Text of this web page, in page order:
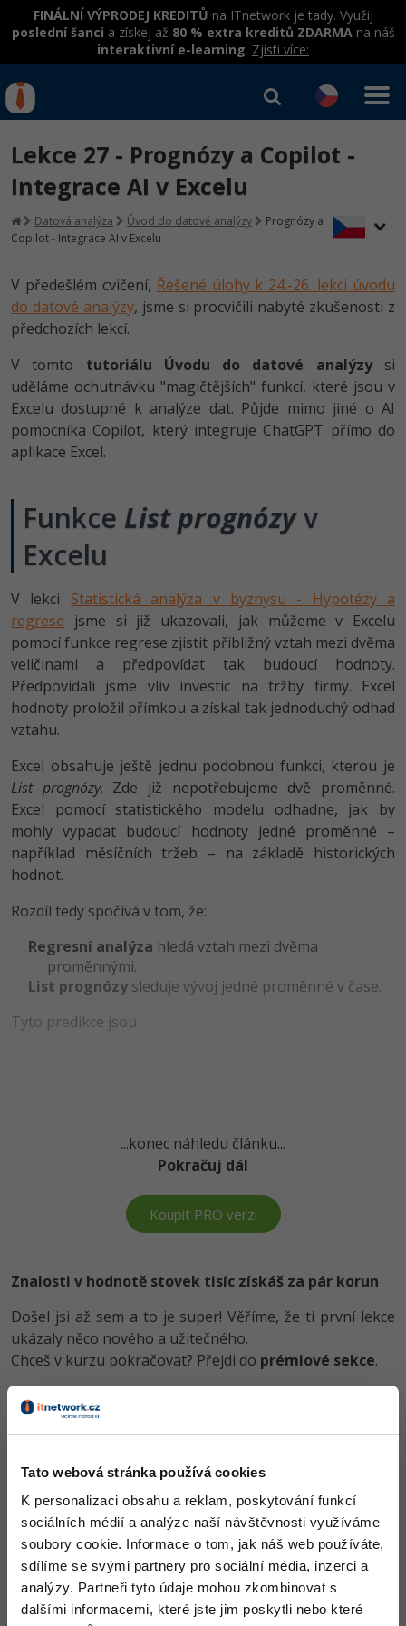
Tato webová stránka používá cookies
K personalizaci obsahu a reklam, poskytování funkcí
sociálních médií a analýze naší návštěvnosti využíváme
soubory cookie. Informace o tom, jak náš web používáte,
sdílíme se svými partnery pro sociální média, inzerci a
analýzy. Partneři tyto údaje mohou zkombinovat s
dalšími informacemi, které jste jim poskytli nebo které
FINÁLNÍ VÝPRODEJ KREDITŮ na ITnetwork je tady. Využij
poslední šanci a získej až 80 % extra kreditů ZDARMAna náš
interaktivní e-learning. Zjisti více:
Rekvalifikace a kurzy
hrazené úřadem práce
Workshopy zdarma
Datová analýza v praxi
Školení
Základy programování
Objektové programování - OOP
Umělá inteligence
HTML5, CSS3, Bootstrap, SEO
Testování a verzování
UML a návrhové vzory
React
Spring
ASP.NET MVC
Best practices
Školení dle technologií
C# .NET
PHP
Python
HTML / CSS
UML a návrhové vzory
MySQL/MariaDB
MS-SQL
Kurzy IT profesí
Junior programátor
Programátor WWW aplikací
Senior programátor
Front-end developer
Vývojář mobilních aplikací
Specialista na AI a bigdata
C# Game developer
Webdesigner
Tester
Systémový administrátor
Grafik / UX/UI návrhář
3D grafik
Projektový manažer
Databázový analytik
Copywriter
Jak začít?
Java -80%
C#.NET -80%
Python -80%
C++
Swift
Kotlin -80%
C
VB.NET
SQL
Návrh SW -80%
Algoritmy -41%
Více
Fórum
Kurzy e-commerce
Datová analýza
Digitální gramotnost
WordPress
SEO
UX
Business
Kryptoměny -25%
-30%
MS Office -80%
Google Dokumenty
Time management
Linux
Sítě
Kybernetická bezpečnost
Kurzy designu
HTML/CSS
Photoshop -80%
Adobe Illustrator -80%
Adobe Lightroom -30%
Adobe XD -15%
Adobe InDesign
Blender
Inkscape
Fotografování -80%
Příběhy absolventů
Kariéra
Pro firmy
Přihlásit se | Registrovat
Lekce 27 - Prognózy a Copilot -
Integrace AI v Excelu
Datová analýza Úvod do datové analýzy
Prognózy a
Copilot - Integrace AI v Excelu
V předešlém cvičení, Řešené úlohy k 24.-26. lekci úvodu
do datové analýzy, jsme si procvičili nabyté zkušenosti z
předchozích lekcí.
V tomto tutoriálu Úvodu do datové analýzysi
uděláme ochutnávku "magičtějších" funkcí, které jsou v
Excelu dostupné k analýze dat. Půjde mimo jiné o AI
pomocníka Copilot, který integruje ChatGPT přímo do
aplikace Excel.
Funkce List prognózyv
Excelu
V lekci Statistická analýza v byznysu - Hypotézy a
regrese jsme si již ukazovali, jak můžeme v Excelu
pomocí funkce regrese zjistit přibližný vztah mezi dvěma
veličinami a předpovídat tak budoucí hodnoty.
Předpovídali jsme vliv investic na tržby firmy. Excel
hodnoty proložil přímkou a získal tak jednoduchý odhad
vztahu.
Excel obsahuje ještě jednu podobnou funkci, kterou je
List prognózy. Zde již nepotřebujeme dvě proměnné.
Excel pomocí statistického modelu odhadne, jak by
mohly vypadat budoucí hodnoty jedné proměnné –
například měsíčních tržeb – na základě historických
hodnot.
Rozdíl tedy spočívá v tom, že:
Regresní analýza hledá vztah mezi dvěma
proměnnými.
List prognózy sleduje vývoj jedné proměnné v čase.
Tyto predikce jsou
...konec náhledu článku...
Pokračuj dál
Koupit PRO verzi
Znalosti v hodnotě stovek tisíc získáš za pár korun
Došel jsi až sem a to je super! Věříme, že ti první lekce
ukázaly něco nového a užitečného.
Chceš v kurzu pokračovat? Přejdi do prémiové sekce.
Obsah článku spadá pod licenci
sesmluvními podmínkami.
Co od nás v dalších lekcích dostaneš?
Přístup k jednotlivým lekcím dle způsobu pořízení.
Kvalitní znalostiv oblasti IT.
Dovednosti, které ti pomohou získat vysněnou a
dobře placenou práci.